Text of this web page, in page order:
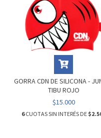
GORRA CDN DE SILICONA -
TIBU ROJO
$15.000
6CUOTAS SIN INTERÉS DE